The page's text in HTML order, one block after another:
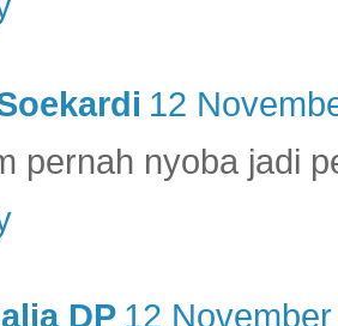
12
pernah nyoba jadi
DP 12